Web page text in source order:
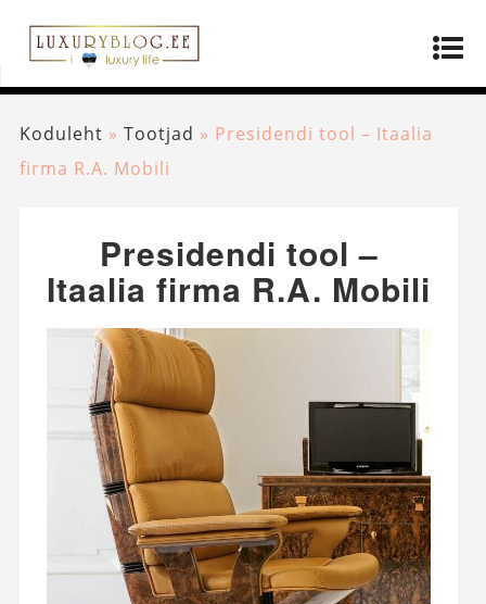
Koduleht » Tootjad » Presidendi tool – Itaalia
firma R.A. Mobili
Presidendi tool –
Itaalia firma R.A. Mobili